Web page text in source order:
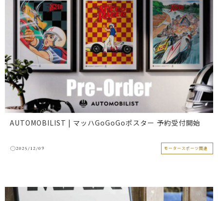
AUTOMOBILIST | マッハGoGoGoポスター 予約受付開始
2025/12/09 モータースポーツ関連